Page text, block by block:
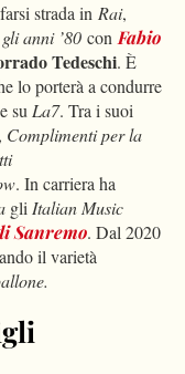
strada in Rai,
anni ’80 conFabio
Tedeschi. È
lo porterà a condurre
suLa7. Tra i suoi
, Complimenti per la
. In carriera ha
gliItalian Music
Sanremo. Dal 2020
il varietà